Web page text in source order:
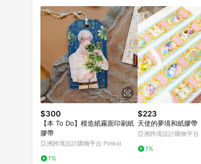
$300
【本 To Do】模造紙霧面印刷紙
膠帶
亞洲跨境設計購物平台 Pinkoi
1%
$223
天使的夢境和紙膠帶
亞洲跨境設計購物平台
1%